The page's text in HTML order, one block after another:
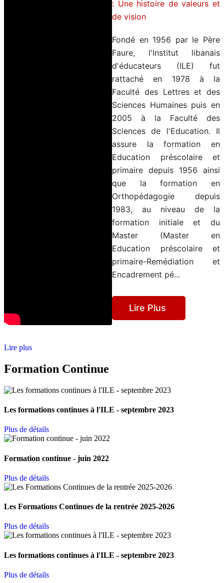
: Une histoire de valeurs et
de vision
Fondé en 1956 par le Père
Faure, l'Institut libanais
d'éducateurs (ILE) fut
rattaché en 1978 à la
Faculté des Lettres et des
Sciences Humaines puis en
2005 à la Faculté des
Sciences de l'Education. Il
assure la formation en
Education préscolaire et
primaire depuis 1956 ainsi
que la formation en
Orthopédagogie depuis
1983, au niveau de la
formation initiale et du
Master (Master en
Education préscolaire et
primaire-Remédiation et
Encadrement pé...
Lire Plus
Lire plus
Formation Continue
Les formations continues à l'ILE - septembre 2023
Plus de détails
Formation continue - juin 2022
Plus de détails
Les Formations Continues de la rentrée 2025-2026
Plus de détails
Les formations continues à l'ILE - septembre 2023
Plus de détails